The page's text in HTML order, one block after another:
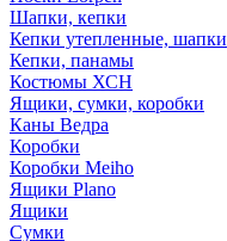
Шапки, кепки
Кепки утепленные, шапки
Кепки, панамы
Костюмы ХСН
Ящики, сумки, коробки
Каны Ведра
Коробки
Коробки Meiho
Ящики Plano
Ящики
Сумки